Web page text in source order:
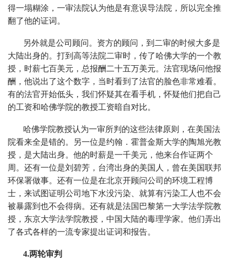
得一塌糊涂，一审法院认为他是有意误导法院，所以完全推
翻了他的证词。
另外就是公司顾问。资方的顾问，到二审的时候大多是
大陆出身的。打到高等法院二审时，传了哈佛大学的一个教
授，时薪七百美元，总报酬二十五万美元。法官现场问他报
酬，他说出了这个数字，当时看到了法官的脸色非常难看。
有的法官开始低头，我们怀疑其在看手机，怀疑他们把自己
的工资和哈佛学院的教授工资暗自对比。
哈佛学院教授认为一审所判的这些法律原则，在美国法
院看来全是错的。另一位是约翰．霍普金斯大学的陶旭光教
授，是大陆出身。他的时薪是一千美元，他来台作证两个
周。还有一位是刘碧芳，台湾出身的美国人，曾在美国联邦
环保署做事。还有一位是在北京开顾问公司的环境工程博
士，来试图证明公司地下水没污染、就算有污染工人也不会
被暴露到也不会得病。还有就是法国巴黎第一大学法学院教
授，东京大学法学院教授，中国大陆的毒理学家。他们弄出
了各式各样的一流专家提出证词和报告。
4.两轮审判